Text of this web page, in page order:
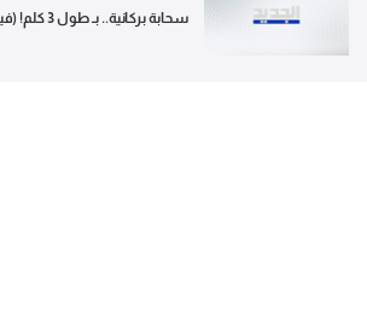
سحابة بركانية.. بـ طول 3 كلم! (فيديو)